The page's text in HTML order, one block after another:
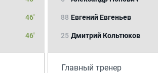
46'
46'
88 Евгений Евгеньев
25 Дмитрий Кольтюков
Главный тренер